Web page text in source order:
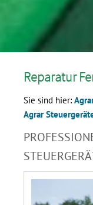
Reparatur
Sie sind hier:
Agrar